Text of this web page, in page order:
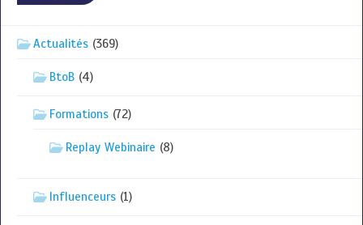
Actualités (369)
BtoB (4)
Formations (72)
Replay Webinaire (8)
Influenceurs (1)